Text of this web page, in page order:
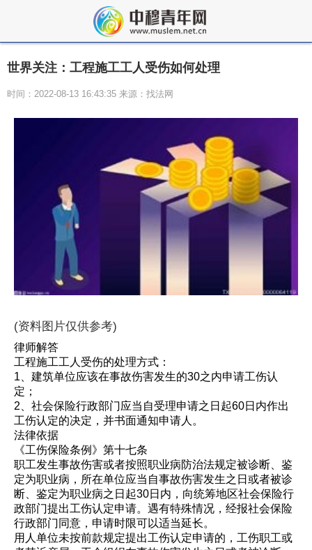
世界关注：工程施工工人受伤如何处理
时间：2022-08-13 16:43:35 来源：找法网
(资料图片仅供参考)
律师解答
工程施工工人受伤的处理方式：
1、建筑单位应该在事故伤害发生的30之内申请工伤认
定；
2、社会保险行政部门应当自受理申请之日起60日内作出
工伤认定的决定，并书面通知申请人。
法律依据
《工伤保险条例》第十七条
职工发生事故伤害或者按照职业病防治法规定被诊断、鉴
定为职业病，所在单位应当自事故伤害发生之日或者被诊
断、鉴定为职业病之日起30日内，向统筹地区社会保险行
政部门提出工伤认定申请。遇有特殊情况，经报社会保险
行政部门同意，申请时限可以适当延长。
用人单位未按前款规定提出工伤认定申请的，工伤职工或